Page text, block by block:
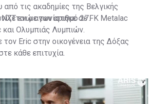
από τις ακαδημίες της Βελγικής
NXT ενώ αγωνίστηκε σε FK Metalac
Ολυμπιάς Λυμπιών.
με τον αριθμό 27.
Eric στην οικογένεια της Δόξας
κάθε επιτυχία.